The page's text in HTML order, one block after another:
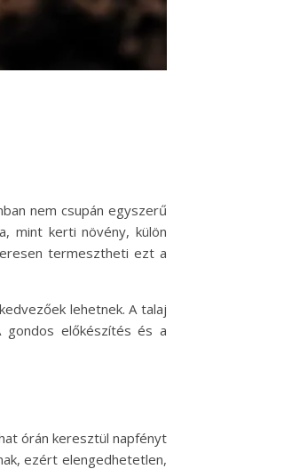
nem csupán egyszerű
mint kerti növény, külön
termesztheti ezt a
lehetnek. A talaj
gondos előkészítés és a
órán keresztül napfényt
ezért elengedhetetlen,